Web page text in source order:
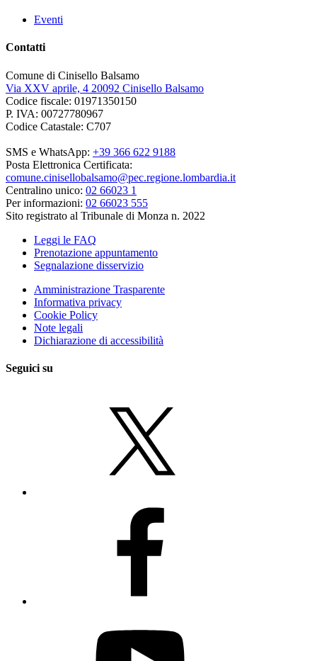
Eventi
Contatti
Comune di Cinisello Balsamo
Via XXV aprile, 4 20092 Cinisello Balsamo
Codice fiscale: 01971350150
P. IVA: 00727780967
Codice Catastale: C707
SMS e WhatsApp: +39 366 622 9188
Posta Elettronica Certificata:
comune.cinisellobalsamo@pec.regione.lombardia.it
Centralino unico: 02 66023 1
Per informazioni: 02 66023 555
Sito registrato al Tribunale di Monza n. 2022
Leggi le FAQ
Prenotazione appuntamento
Segnalazione disservizio
Amministrazione Trasparente
Informativa privacy
Cookie Policy
Note legali
Dichiarazione di accessibilità
Seguici su